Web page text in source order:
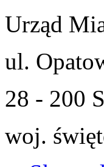
Urząd
ul.
28 - 200
woj.